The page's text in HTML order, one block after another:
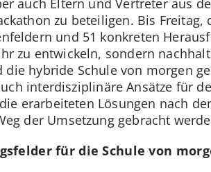
auch Eltern und Vertreter aus
zu beteiligen. Bis Freitag,
und 51 konkreten
zu entwickeln, sondern
hybride Schule von morgen
interdisziplinäre Ansätze für
erarbeiteten Lösungen nach
der Umsetzung gebracht
für die Schule von